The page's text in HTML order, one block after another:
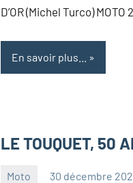
D’OR (Michel Turco)
En savoir plus...
LE TOUQUET, 50
Moto 30 décembre